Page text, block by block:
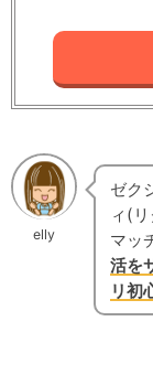
elly
ゼク
ィ(
マッ
活を
リ初